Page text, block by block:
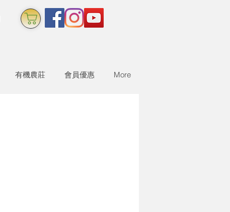
有機農莊 會員優惠 More